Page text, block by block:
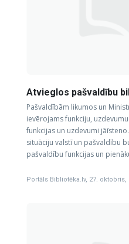
Atvieglos pašvaldību
Pašvaldībām likumos un
ievērojams funkciju,
funkcijas un uzdevumi
situāciju valstī un pašvaldību
pašvaldību funkcijas un
Portāls Bibliotēka.lv, 27. oktobris,